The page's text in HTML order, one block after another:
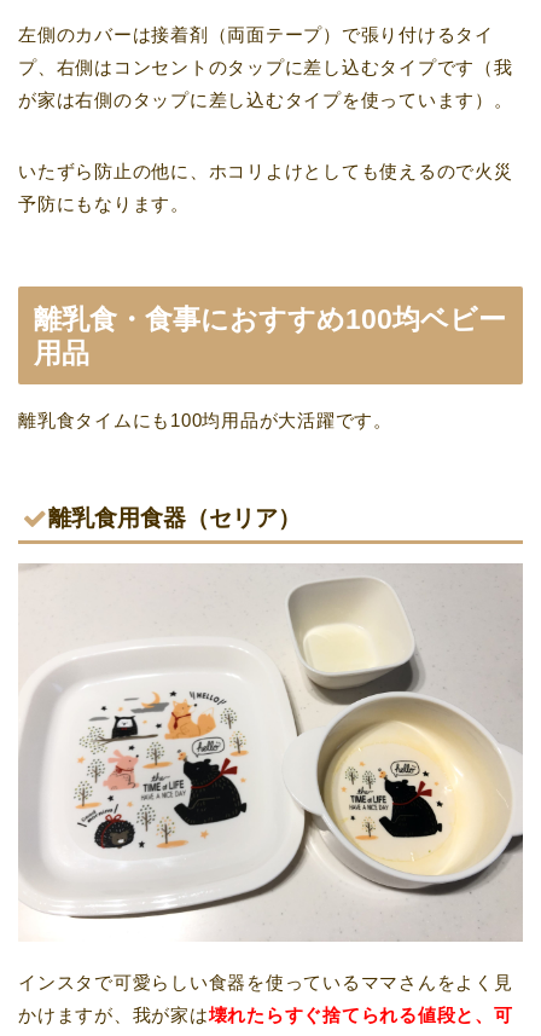
左側のカバーは接着剤（両面テープ）で張り付けるタイ
プ、右側はコンセントのタップに差し込むタイプです（我
が家は右側のタップに差し込むタイプを使っています）。
いたずら防止の他に、ホコリよけとしても使えるので火災
予防にもなります。
離乳食・食事におすすめ100均ベビー
用品
離乳食タイムにも100均用品が大活躍です。
離乳食用食器（セリア）
インスタで可愛らしい食器を使っているママさんをよく見
かけますが、我が家は壊れたらすぐ捨てられる値段と、可